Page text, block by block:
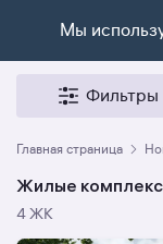
Мы
Фильтры
Главная страница
Жилые
4 ЖК